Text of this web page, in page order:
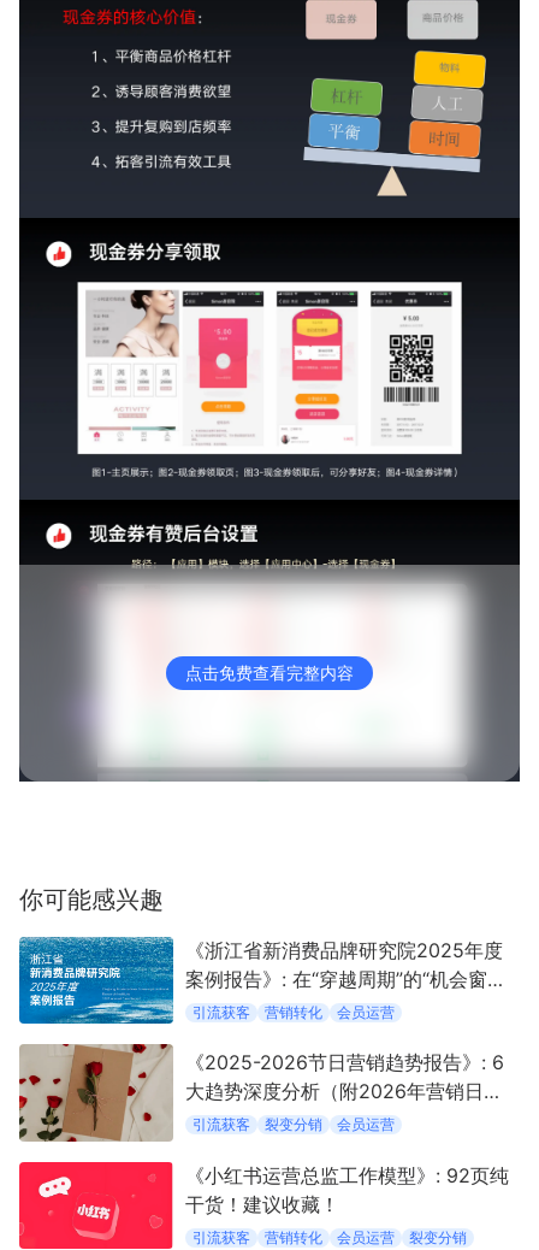
有赞云 数据通服务
点击免费查看完整内容
你可能感兴趣
《浙江省新消费品牌研究院2025年度
案例报告》: 在“穿越周期”的“机会窗口”
中定义新消费
引流获客 营销转化 会员运营
《2025-2026节日营销趋势报告》: 6
大趋势深度分析（附2026年营销日
历）
引流获客 裂变分销 会员运营
《小红书运营总监工作模型》: 92页纯
干货！建议收藏！
引流获客 营销转化 会员运营 裂变分销